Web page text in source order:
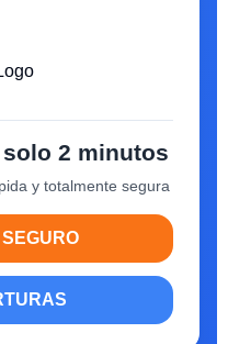
2 minutos
y totalmente segura